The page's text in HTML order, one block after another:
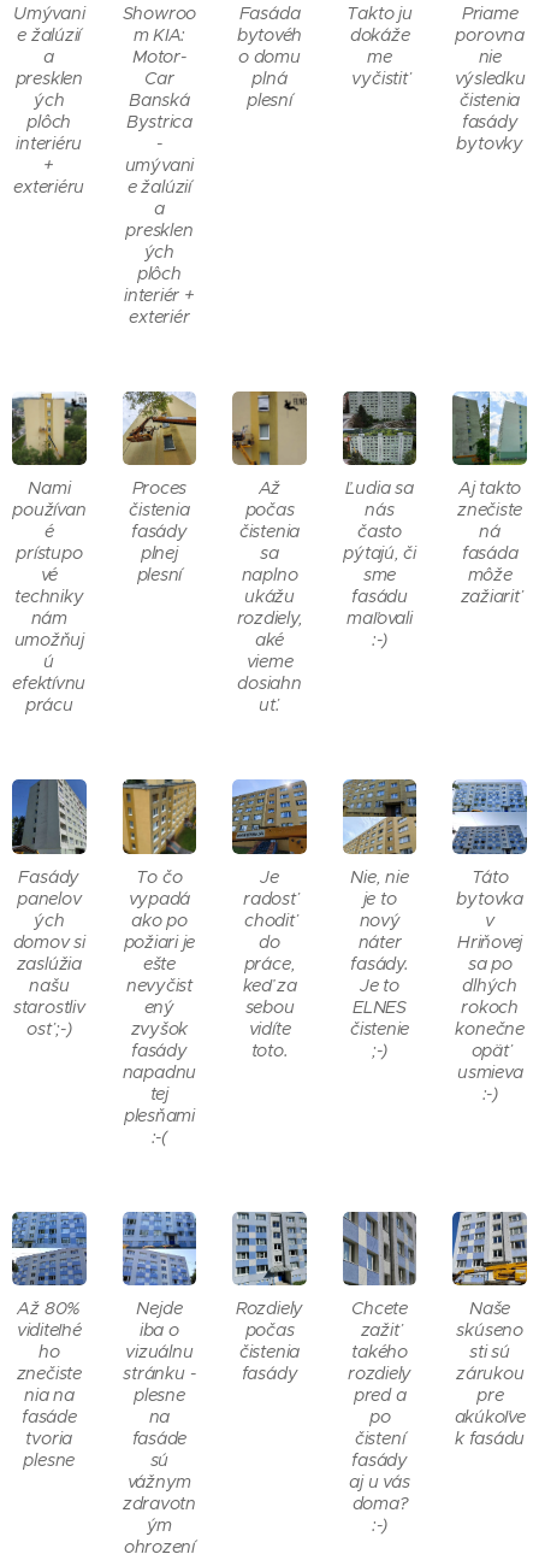
Umývani
e žalúzií
a
presklen
ých
plôch
interiéru
+
exteriéru
Showroo
m KIA:
Motor-
Car
Banská
Bystrica
-
umývani
e žalúzií
a
presklen
ých
plôch
interiér +
exteriér
Fasáda
bytovéh
o domu
plná
plesní
Takto ju
dokáže
me
vyčistiť
Priame
porovna
nie
výsledku
čistenia
fasády
bytovky
Nami
používan
é
prístupo
vé
techniky
nám
umožňuj
ú
efektívnu
prácu
Proces
čistenia
fasády
plnej
plesní
Až
počas
čistenia
sa
naplno
ukážu
rozdiely,
aké
vieme
dosiahn
uť.
Ľudia sa
nás
často
pýtajú, či
sme
fasádu
maľovali
:-)
Aj takto
znečiste
ná
fasáda
môže
zažiariť
Fasády
panelov
ých
domov si
zaslúžia
našu
starostliv
osť ;-)
To čo
vypadá
ako po
požiari je
ešte
nevyčist
ený
zvyšok
fasády
napadnu
tej
plesňami
:-(
Je
radosť
chodiť
do
práce,
keď za
sebou
vidíte
toto.
Nie, nie
je to
nový
náter
fasády.
Je to
ELNES
čistenie
;-)
Táto
bytovka
v
Hriňovej
sa po
dlhých
rokoch
konečne
opäť
usmieva
:-)
Až 80%
viditeľné
ho
znečiste
nia na
fasáde
tvoria
plesne
Nejde
iba o
vizuálnu
stránku -
plesne
na
fasáde
sú
vážnym
zdravotn
ým
ohrození
Rozdiely
počas
čistenia
fasády
Chcete
zažiť
takého
rozdiely
pred a
po
čistení
fasády
aj u vás
doma?
:-)
Naše
skúseno
sti sú
zárukou
pre
akúkoľve
k fasádu